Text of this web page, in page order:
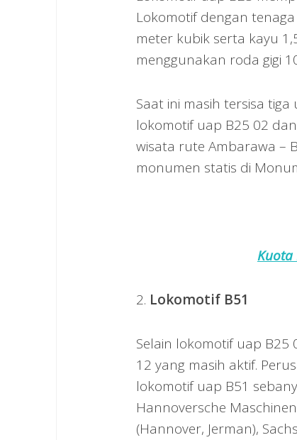
Lokomotif dengan
meter kubik serta kayu
menggunakan roda gigi
Saat ini masih tersisa
lokomotif uap B25 02
wisata rute Ambarawa –
monumen statis di
Kuota
2. Lokomotif B51
Selain lokomotif uap B25
12 yang masih aktif.
lokomotif uap B51
Hannoversche
(Hannover, Jerman),